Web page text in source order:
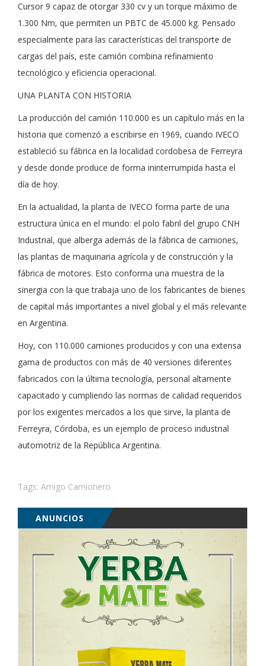
Cursor 9 capaz de otorgar 330 cv y un torque máximo de
1.300 Nm, que permiten un PBTC de 45.000 kg. Pensado
especialmente para las características del transporte de
cargas del país, este camión combina refinamiento
tecnológico y eficiencia operacional.
UNA PLANTA CON HISTORIA
La producción del camión 110.000 es un capítulo más en la
historia que comenzó a escribirse en 1969, cuando IVECO
estableció su fábrica en la localidad cordobesa de Ferreyra
y desde donde produce de forma ininterrumpida hasta el
día de hoy.
En la actualidad, la planta de IVECO forma parte de una
estructura única en el mundo: el polo fabril del grupo CNH
Industrial, que alberga además de la fábrica de camiones,
las plantas de maquinaria agrícola y de construcción y la
fábrica de motores. Esto conforma una muestra de la
sinergia con la que trabaja uno de los fabricantes de bienes
de capital más importantes a nivel global y el más relevante
en Argentina.
Hoy, con 110.000 camiones producidos y con una extensa
gama de productos con más de 40 versiones diferentes
fabricados con la última tecnología, personal altamente
capacitado y cumpliendo las normas de calidad requeridos
por los exigentes mercados a los que sirve, la planta de
Ferreyra, Córdoba, es un ejemplo de proceso industrial
automotriz de la República Argentina.
Tags: Amigo Camionero
ANUNCIOS